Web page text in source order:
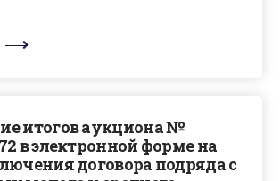
итогов аукциона №
в электронной форме на
договора подряда с